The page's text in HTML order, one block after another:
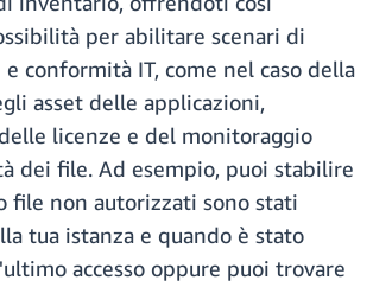
per abilitare scenari di
e conformità IT, come nel caso della
asset delle applicazioni,
licenze e del monitoraggio
dei file. Ad esempio, puoi stabilire
file non autorizzati sono stati
tua istanza e quando è stato
accesso oppure puoi trovare